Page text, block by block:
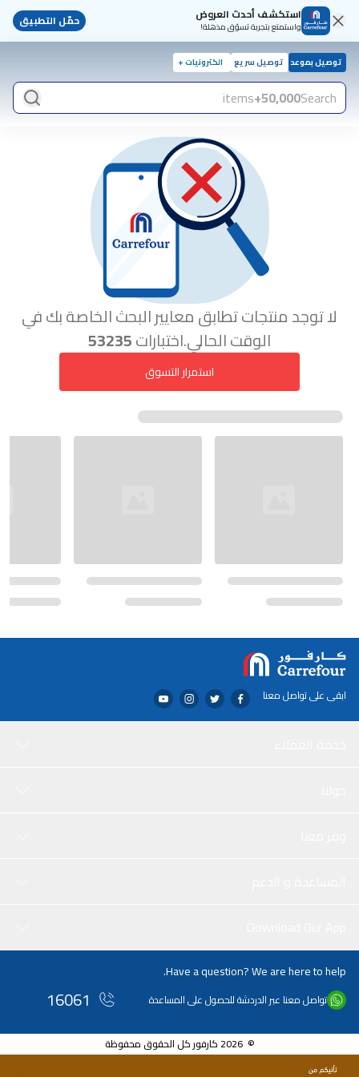
استكشف أحدث العروض
واستمتع بتجربة تسوّق مذهلة! حمّل التطبيق
توصيل بموعد توصيل سريع الكترونيات +
Search
50,000+
items
لا توجد منتجات تطابق معايير البحث الخاصة بك في
الوقت الحالي.اختبارات53235
استمرار التسوق
ابقى على تواصل معنا
Have a question? We are here to help.
تواصل معنا عبر الدردشة للحصول على المساعدة 16061
© 2026 كارفور كل الحقوق محفوظة